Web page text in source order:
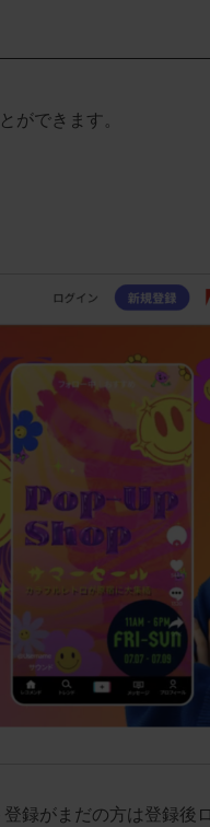
ができます。
録がまだの方は登録後